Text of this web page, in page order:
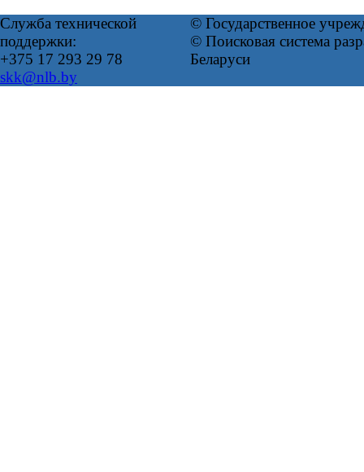
Служба технической
поддержки:
+375 17 293 29 78
skk@nlb.by
© Государственное
© Поисковая система
Беларуси